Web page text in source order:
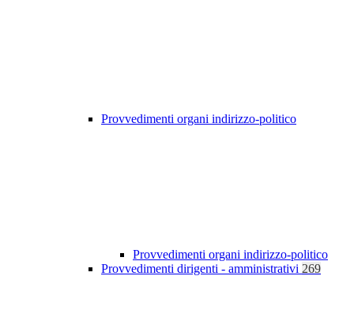
Provvedimenti organi indirizzo-politico
Provvedimenti organi indirizzo-politico
Provvedimenti dirigenti - amministrativi 269